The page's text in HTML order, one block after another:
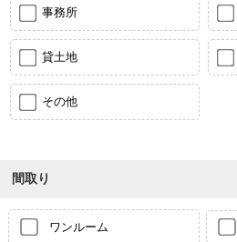
事務所
貸土地
その他
間取り
ワンルーム